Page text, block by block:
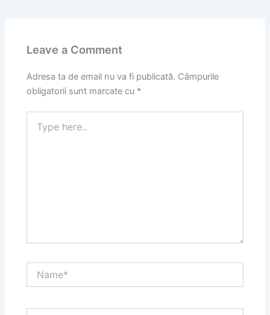
Leave a Comment
Adresa ta de email nu va fi publicată. Câmpurile
obligatorii sunt marcate cu *
here..